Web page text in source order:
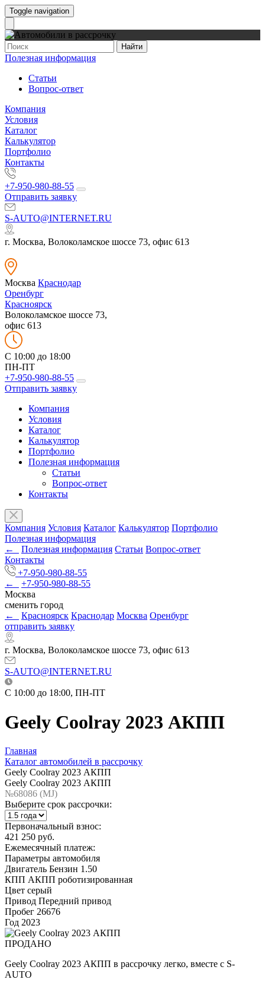
Toggle navigation
Найти
Полезная информация
Статьи
Вопрос-ответ
Компания
Условия
Каталог
Калькулятор
Портфолио
Контакты
+7-950-980-88-55
Отправить заявку
S-AUTO@INTERNET.RU
г. Москва, Волоколамское шоссе 73, офис 613
Москва Краснодар
Оренбург
Красноярск
Волоколамское шоссе 73,
офис 613
C 10:00 до 18:00
ПН-ПТ
+7-950-980-88-55
Отправить заявку
Компания
Условия
Каталог
Калькулятор
Портфолио
Полезная информация
Статьи
Вопрос-ответ
Контакты
Компания Условия Каталог Калькулятор Портфолио
Полезная информация
←
Полезная информация Статьи Вопрос-ответ
Контакты
+7-950-980-88-55
←
+7-950-980-88-55
Москва
сменить город
←
Красноярск Краснодар Москва Оренбург
отправить заявку
г. Москва, Волоколамское шоссе 73, офис 613
S-AUTO@INTERNET.RU
C 10:00 до 18:00, ПН-ПТ
Geely Coolray 2023 АКПП
Главная
Каталог автомобилей в рассрочку
Geely Coolray 2023 АКПП
Geely Coolray 2023 АКПП
№68086 (МJ)
Выберите срок рассрочки:
Первоначальный взнос:
421 250 руб.
Ежемесячный платеж:
Параметры автомобиля
Двигатель Бензин 1.50
КПП АКПП роботизированная
Цвет серый
Привод Передний привод
Пробег 26676
Год 2023
ПРОДАНО
Geely Coolray 2023 АКПП в рассрочку легко, вместе с S-
AUTO